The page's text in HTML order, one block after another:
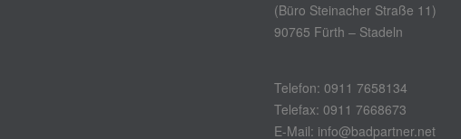
(Büro Steinacher Straße 11)
90765 Fürth – Stadeln
Telefon: 0911 7658134
Telefax: 0911 7668673
E-Mail: info@badpartner.net